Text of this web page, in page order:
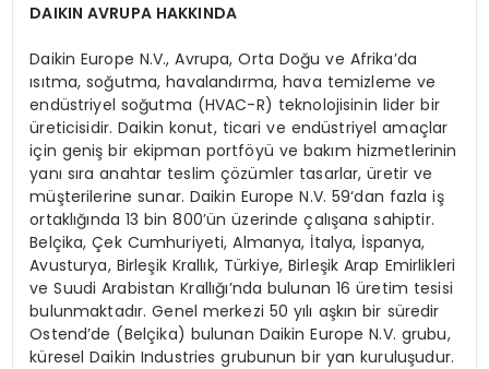
DAIKIN AVRUPA HAKKINDA
Daikin Europe N.V., Avrupa, Orta Doğu ve Afrika’da
ısıtma, soğutma, havalandırma, hava temizleme ve
endüstriyel soğutma (HVAC-R) teknolojisinin lider bir
üreticisidir. Daikin konut, ticari ve endüstriyel amaçlar
için geniş bir ekipman portföyü ve bakım hizmetlerinin
yanı sıra anahtar teslim çözümler tasarlar, üretir ve
müşterilerine sunar. Daikin Europe N.V. 59‘dan fazla iş
ortaklığında 13 bin 800’ün üzerinde çalışana sahiptir.
Belçika, Çek Cumhuriyeti, Almanya, İtalya, İspanya,
Avusturya, Birleşik Krallık, Türkiye, Birleşik Arap Emirlikleri
ve Suudi Arabistan Krallığı’nda bulunan 16 üretim tesisi
bulunmaktadır. Genel merkezi 50 yılı aşkın bir süredir
Ostend’de (Belçika) bulunan Daikin Europe N.V. grubu,
küresel Daikin Industries grubunun bir yan kuruluşudur.